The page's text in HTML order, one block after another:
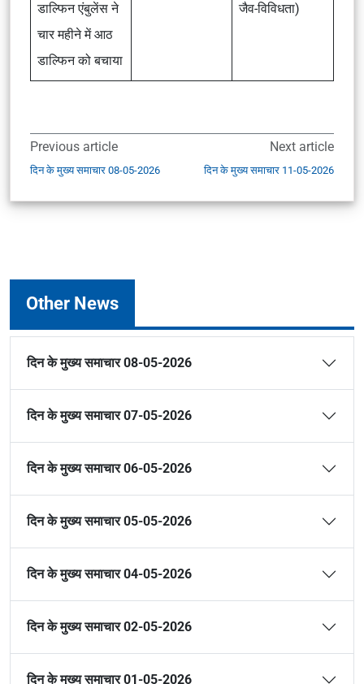
डाल्फिन एंबुलेंस ने
चार महीने में आठ
डाल्फिन को बचाया
जैव-विविधता)
Previous article
दिन के मुख्य समाचार 08-05-2026
Next article
दिन के मुख्य समाचार 11-05-2026
Other News
दिन के मुख्य समाचार 08-05-2026
दिन के मुख्य समाचार 07-05-2026
दिन के मुख्य समाचार 06-05-2026
दिन के मुख्य समाचार 05-05-2026
दिन के मुख्य समाचार 04-05-2026
दिन के मुख्य समाचार 02-05-2026
दिन के मुख्य समाचार 01-05-2026